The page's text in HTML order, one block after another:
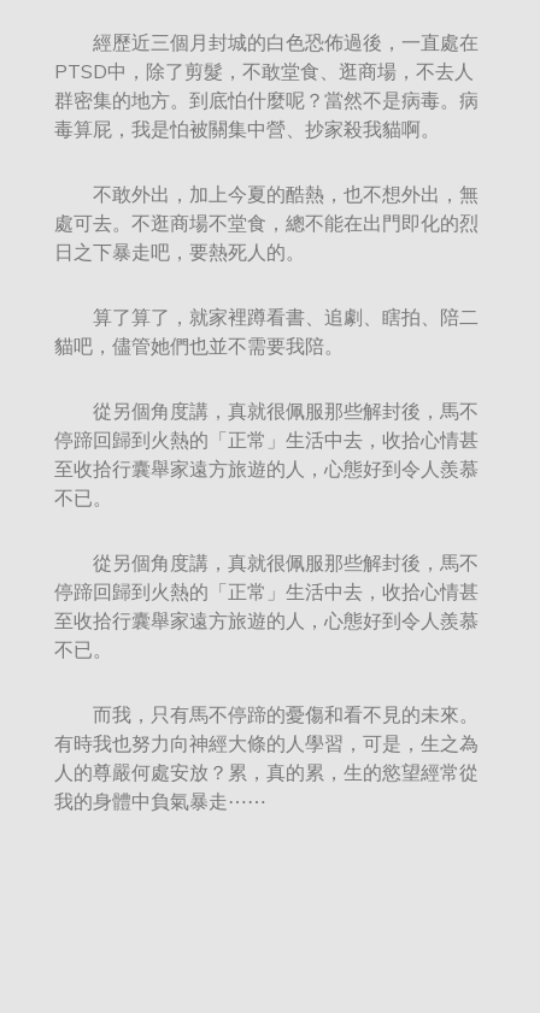
經歷近三個月封城的白色恐佈過後，一直處在
PTSD中，除了剪髮，不敢堂食、逛商場，不去人
群密集的地方。到底怕什麼呢？當然不是病毒。病
毒算屁，我是怕被關集中營、抄家殺我貓啊。
不敢外出，加上今夏的酷熱，也不想外出，無
處可去。不逛商場不堂食，總不能在出門即化的烈
日之下暴走吧，要熱死人的。
算了算了，就家裡蹲看書、追劇、瞎拍、陪二
貓吧，儘管她們也並不需要我陪。
從另個角度講，真就很佩服那些解封後，馬不
停蹄回歸到火熱的「正常」生活中去，收拾心情甚
至收拾行囊舉家遠方旅遊的人，心態好到令人羨慕
不已。
從另個角度講，真就很佩服那些解封後，馬不
停蹄回歸到火熱的「正常」生活中去，收拾心情甚
至收拾行囊舉家遠方旅遊的人，心態好到令人羨慕
不已。
而我，只有馬不停蹄的憂傷和看不見的未來。
有時我也努力向神經大條的人學習，可是，生之為
人的尊嚴何處安放？累，真的累，生的慾望經常從
我的身體中負氣暴走⋯⋯